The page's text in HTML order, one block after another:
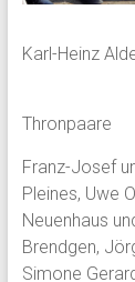
Karl-Heinz
Thronpaare
Franz-Josef
Pleines, Uwe
Neuenhaus
Brendgen,
Simone